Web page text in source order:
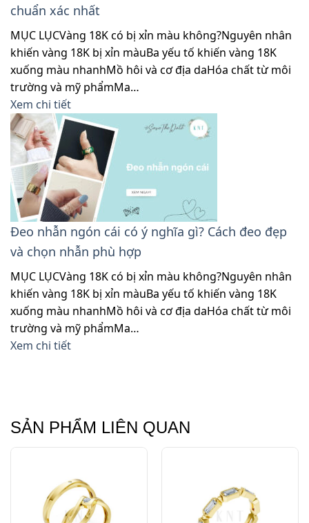
chuẩn xác nhất
MỤC LỤCVàng 18K có bị xỉn màu không?Nguyên nhân
khiến vàng 18K bị xỉn màuBa yếu tố khiến vàng 18K
xuống màu nhanhMồ hôi và cơ địa daHóa chất từ môi
trường và mỹ phẩmMa…
Xem chi tiết
Đeo nhẫn ngón cái có ý nghĩa gì? Cách đeo đẹp
và chọn nhẫn phù hợp
MỤC LỤCVàng 18K có bị xỉn màu không?Nguyên nhân
khiến vàng 18K bị xỉn màuBa yếu tố khiến vàng 18K
xuống màu nhanhMồ hôi và cơ địa daHóa chất từ môi
trường và mỹ phẩmMa…
Xem chi tiết
SẢN PHẨM LIÊN QUAN